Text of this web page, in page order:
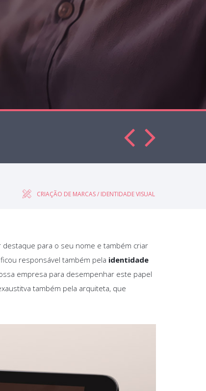
CRIAÇÃO DE MARCAS / IDENTIDADE VISUAL
destaque para o seu nome e também criar
responsável também pela identidade
empresa para desempenhar este papel
também pela arquiteta, que